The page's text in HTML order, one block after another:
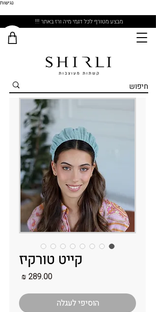
נגישות
מבצע מטורף לכל דגמי מיה ורז באתר !!!
קייט טורקיז
הוסיפי לעגלה